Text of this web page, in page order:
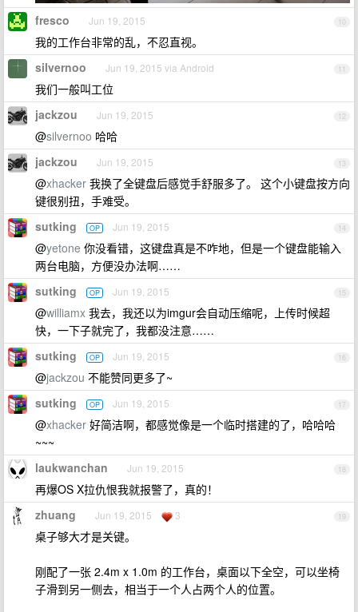
10
fresco Jun 19, 2015
我的工作台非常的乱，不忍直视。
11
silvernoo Jun 19, 2015 via Android
我们一般叫工位
12
jackzou Jun 19, 2015
@silvernoo 哈哈
13
jackzou Jun 19, 2015
@xhacker 我换了全键盘后感觉手舒服多了。 这个小键盘按方向
键很别扭，手难受。
14
sutking OP Jun 19, 2015
@yetone 你没看错，这键盘真是不咋地，但是一个键盘能输入
两台电脑，方便没办法啊……
15
sutking OP Jun 19, 2015
@williamx 我去，我还以为imgur会自动压缩呢，上传时候超
快，一下子就完了，我都没注意……
16
sutking OP Jun 19, 2015
@jackzou 不能赞同更多了~
17
sutking OP Jun 19, 2015
@xhacker 好简洁啊，都感觉像是一个临时搭建的了，哈哈哈
~~~
18
laukwanchan Jun 19, 2015
再爆OS X拉仇恨我就报警了，真的！
19
zhuang Jun 19, 2015 3
桌子够大才是关键。
刚配了一张 2.4m x 1.0m 的工作台，桌面以下全空，可以坐椅
子滑到另一侧去，相当于一个人占两个人的位置。